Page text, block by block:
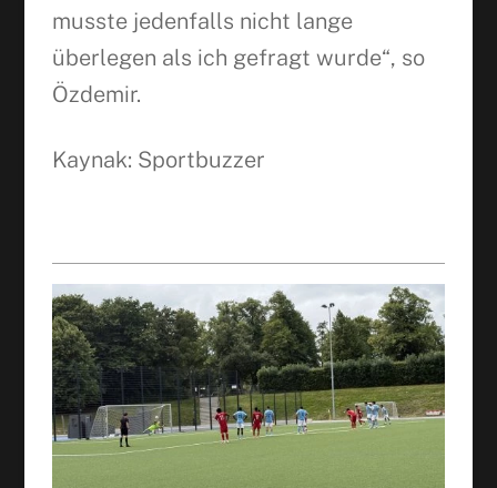
musste jedenfalls nicht lange
überlegen als ich gefragt wurde“, so
Özdemir.
Kaynak: Sportbuzzer